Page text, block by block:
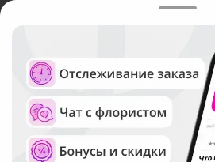
Русский Букет, 2026
Общество с ограниченной
ОГРН: 1195476081745, ИНН:
Юридический адрес: г.
д.42, оф. 3
Рейтинг Русского букета в г.